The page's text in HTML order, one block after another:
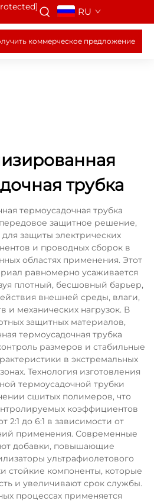
RU
коммерческое предложение
трубка
термоусадочная трубка
защитное решение,
защиты электрических
и проводных сборок в
областях применения. Этот
равномерно усаживается
плотный, бесшовный барьер,
внешней среды, влаги,
и механических нагрузок. В
защитных материалов,
термоусадочная трубка
размеров и стабильные
в экстремальных
Технология изготовления
термоусадочной трубки
сшитых полимеров, что
коэффициентов
2:1 до 6:1 в зависимости от
применения. Современные
добавки, повышающие
ультрафиолетового
стойкие компоненты, которые
и увеличивают срок службы.
процессах применяется